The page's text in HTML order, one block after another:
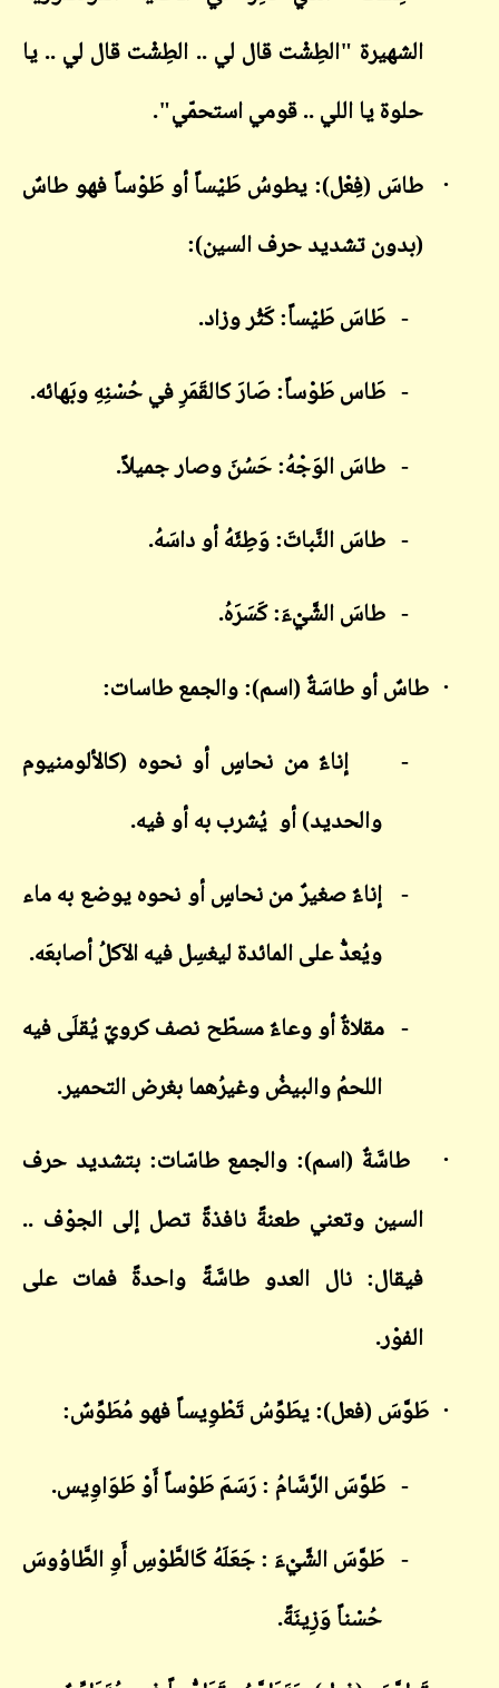
الشهيرة "الطِشْت قال لي .. الطِشْت قال لي .. يا
حلوة يا اللي .. قومي استحمّي".
· طاسَ (فِعْل): يطوسُ طَيْساً أو طَوْساً فهو طاسٌ
(بدون تشديد حرف السين):
- طَاسَ طَيْساً: كَثُر وزاد.
- طَاس طَوْساً: صَارَ كالقَمَرِ في حُسْنِهِ وبَهائه.
- طاسَ الوَجْهُ: حَسُنَ وصار جميلاً.
- طاسَ النَّباتَ: وَطِئَهُ أو داسَهُ.
- طاسَ الشَّيْءَ: كَسَرَهُ.
· طاسٌ أو طاسَةٌ (اسم): والجمع طاسات:
-
إناءٌ من نحاسٍ أو نحوه (كالألومنيوم
والحديد) أو يُشرب به أو فيه.
- إناءٌ صغيرٌ من نحاسٍ أو نحوه يوضع به ماء
ويُعدُّ على المائدة ليغسِل فيه الآكلُ أصابعَه.
- مقلاةٌ أو وعاءٌ مسطّح نصف كرويّ يُقلَى فيه
اللحمُ والبيضُ وغيرُهما بغرض التحمير.
·
طاسَّةٌ (اسم): والجمع طاسّات: بتشديد حرف
السين وتعني طعنةً نافذةً تصل إلى الجوْف ..
فيقال: نال العدو طاسَّةً واحدةً فمات على
الفوْر.
· طَوَّسَ (فعل): يطَوِّسُ تَطْوِيساً فهو مُطَوِّسٌ:
- طَوَّسَ الرَّسَّامُ : رَسَمَ طَوْساً أَوْ طَوَاوِيس.
- طَوَّسَ الشَّيْءَ : جَعَلَهُ كَالطَّوْسِ أَوِ الطَّاوُوسَ
حُسْناً وَزِينَةً.